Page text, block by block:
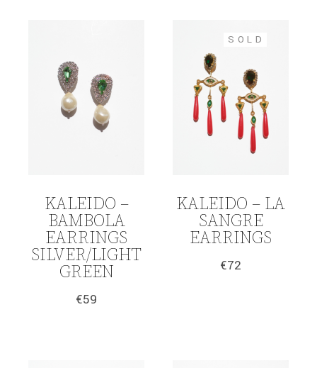
KALEIDO –
BAMBOLA
EARRINGS
SILVER/LIGHT
GREEN
€59
SOLD
KALEIDO – LA
SANGRE
EARRINGS
€72